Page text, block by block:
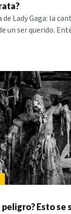
de Lady Gaga: la
un ser querido.
Esto se